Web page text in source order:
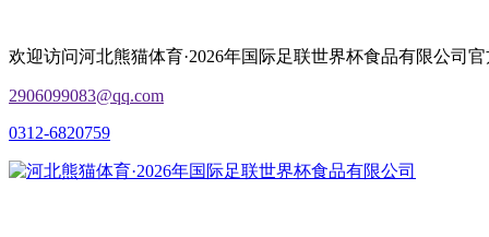
欢迎访问河北熊猫体育·2026年国际足联世界杯食品有限公司官
2906099083@qq.com
0312-6820759